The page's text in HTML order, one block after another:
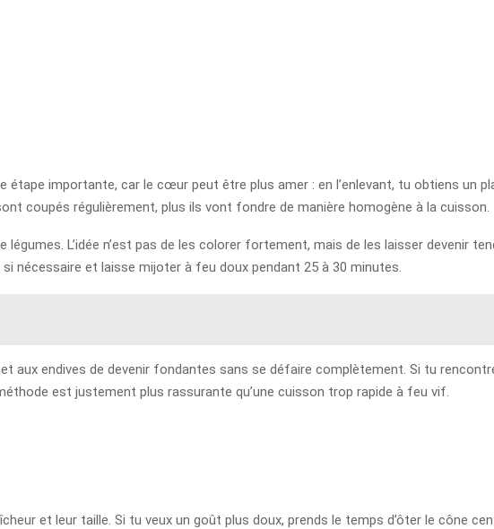
importante, car le cœur peut être plus amer : en l’enlevant, tu obtiens un
coupés régulièrement, plus ils vont fondre de manière homogène à la cuisson.
L’idée n’est pas de les colorer fortement, mais de les laisser devenir
nécessaire et laisse mijoter à feu doux pendant 25 à 30 minutes.
aux endives de devenir fondantes sans se défaire complètement. Si tu
est justement plus rassurante qu’une cuisson trop rapide à feu vif.
et leur taille. Si tu veux un goût plus doux, prends le temps d’ôter le cône